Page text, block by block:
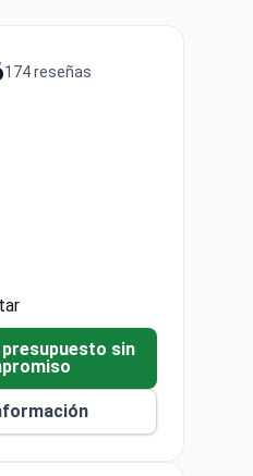
174 reseñas
sin